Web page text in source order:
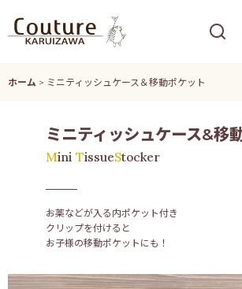
ホーム > ミニティッシュケース＆移動ポケット
ミニティッシュケース&移
Mini Tissue Stocker
お薬などが入る内ポケット付き
クリップを付けると
お子様の移動ポケットにも！